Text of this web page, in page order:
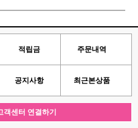
적립금 주문내역
공지사항 최근본상품
객센터 연결하기